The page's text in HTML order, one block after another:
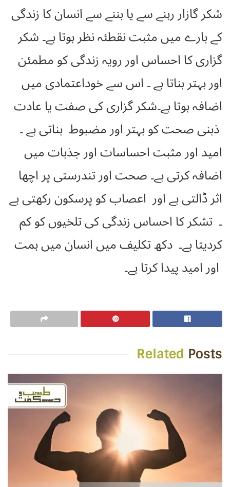
شکر گازار رہنے سے یا بننے سے انسان کا زندگی
کے بارے میں مثبت نقطئہ نظر ہوتا ہے۔ شکر
گزاری کا احساس اور رویہ زندگی کو مطمئن
اور بہتر بناتا ہے ۔ اس سے خوداعتمادی میں
اضافہ ہوتا ہے۔شکر گزاری کی صفت یا عادت
ذہنی صحت کو بہتر اور مضبوط بناتی ہے ۔
امید اور مثبت احساسات اور جذبات میں
اضافہ کرتی ہے۔ صحت اور تندرستی پر اچھا
اثر ڈالتی ہے اور اعصاب کو پرسکون رکھتی ہے
۔ تشکر کا احساس زندگی کی تلخیوں کو کم
کردیتا ہے۔ دکھ تکلیف میں انسان میں ہمت
اور امید پیدا کرتا ہے۔
Related Posts